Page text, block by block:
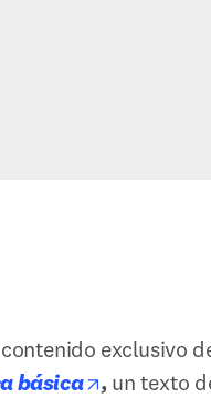
exclusivo
básica
opens in
, un texto